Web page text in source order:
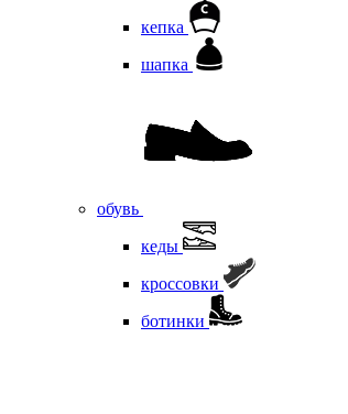
кепка
шапка
обувь
кеды
кроссовки
ботинки